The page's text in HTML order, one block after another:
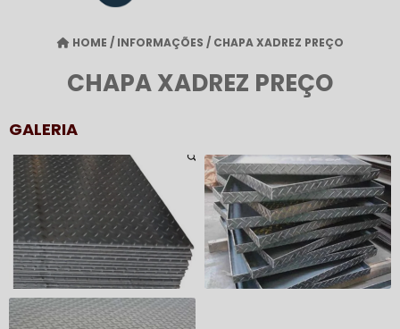
HOME / INFORMAÇÕES / CHAPA XADREZ PREÇO
CHAPA XADREZ PREÇO
GALERIA